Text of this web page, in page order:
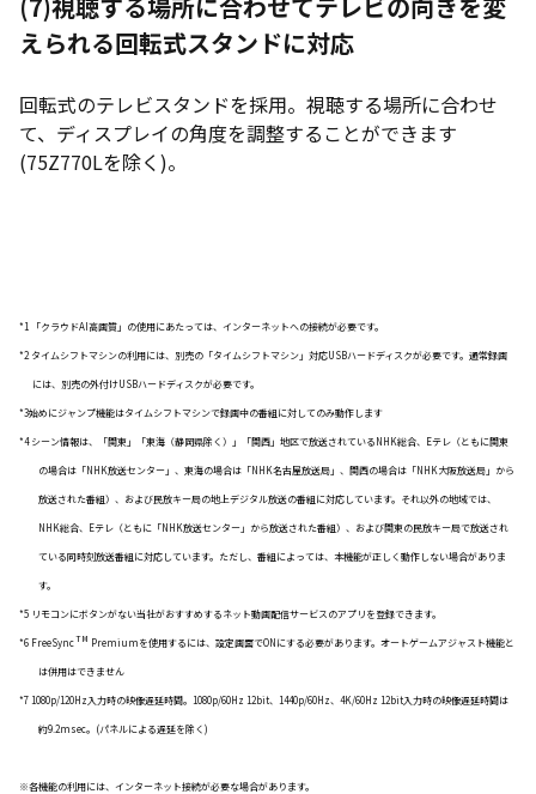
えられる回転式スタンドに対応
回転式のテレビスタンドを採用。視聴する場所に合わせ
て、ディスプレイの角度を調整することができます
(75Z770Lを除く)。
*1 「クラウドAI高画質」の使用にあたっては、インターネットへの接続が必要です。
*2 タイムシフトマシンの利用には、別売の「タイムシフトマシン」対応USBハードディスクが必要です。通常録画
には、別売の外付けUSBハードディスクが必要です。
*3始めにジャンプ機能はタイムシフトマシンで録画中の番組に対してのみ動作します
*4 シーン情報は、「関東」「東海（静岡県除く）」「関西」地区で放送されているNHK総合、Eテレ（ともに関東
の場合は「NHK放送センター」、東海の場合は「NHK名古屋放送局」、関西の場合は「NHK大阪放送局」から
放送された番組）、および民放キー局の地上デジタル放送の番組に対応しています。それ以外の地域では、
NHK総合、Eテレ（ともに「NHK放送センター」から放送された番組）、および関東の民放キー局で放送され
ている同時刻放送番組に対応しています。ただし、番組によっては、本機能が正しく動作しない場合がありま
す。
*5 リモコンにボタンがない当社がおすすめするネット動画配信サービスのアプリを登録できます。
*6 FreeSyncTM Premiumを使用するには、設定画面でONにする必要があります。オートゲームアジャスト機能と
は併用はできません
*7 1080p/120Hz入力時の映像遅延時間。1080p/60Hz 12bit、1440p/60Hz、4K/60Hz 12bit入力時の映像遅延時間は
約9.2msec。(パネルによる遅延を除く)
※各機能の利用には、インターネット接続が必要な場合があります。